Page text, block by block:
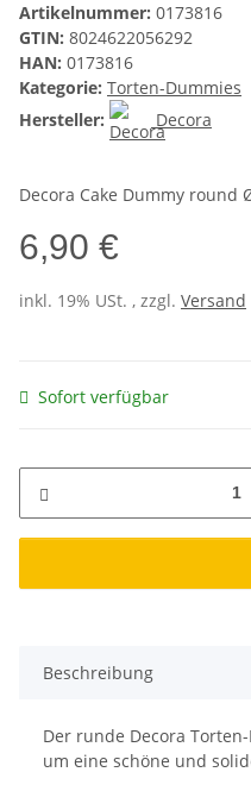
Artikelnummer: 0173816
GTIN: 8024622056292
HAN: 0173816
Kategorie: Torten-Dummies
Hersteller:
Decora
Decora Cake Dummy round
6,90 €
inkl. 19% USt. , zzgl. Versand
Sofort verfügbar
Beschreibung
Der runde Decora
um eine schöne und